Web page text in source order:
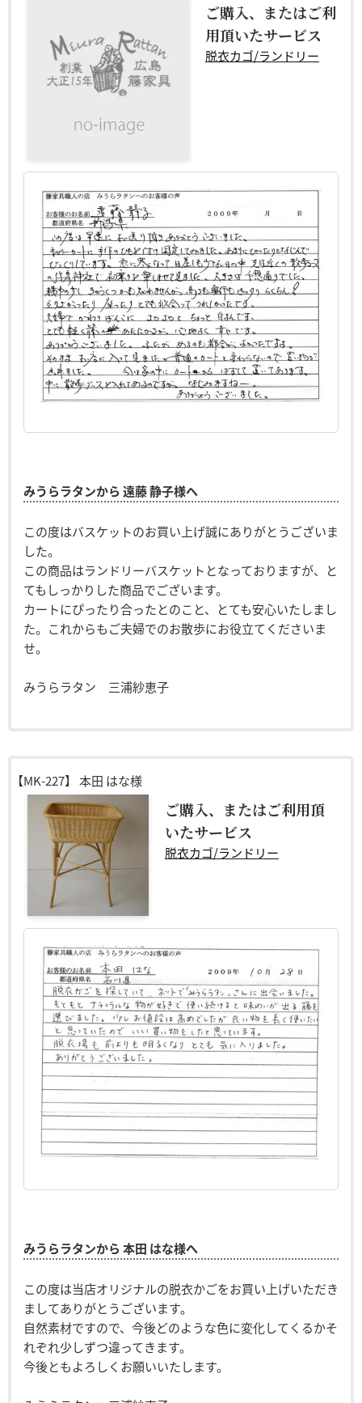
ご購入、またはご利
用頂いたサービス
脱衣カゴ/ランドリー
みうらラタンから 遠藤 静子様へ
この度はバスケットのお買い上げ誠にありがとうございま
した。
この商品はランドリーバスケットとなっておりますが、と
てもしっかりした商品でございます。
カートにぴったり合ったとのこと、とても安心いたしまし
た。これからもご夫婦でのお散歩にお役立てくださいま
せ。
みうらラタン 三浦紗恵子
【MK-227】 本田 はな様
ご購入、またはご利用頂
いたサービス
脱衣カゴ/ランドリー
みうらラタンから 本田 はな様へ
この度は当店オリジナルの脱衣かごをお買い上げいただき
ましてありがとうございます。
自然素材ですので、今後どのような色に変化してくるかそ
れぞれ少しずつ違ってきます。
今後ともよろしくお願いいたします。